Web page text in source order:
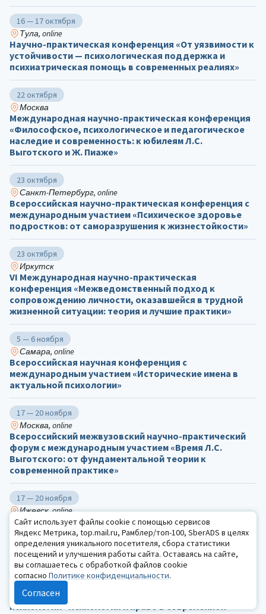
16 — 17 октября
Тула, online
Научно-практическая конференция «От уязвимости к
устойчивости — психологическая поддержка и
психиатрическая помощь в современных реалиях»
22 октября
Москва
Международная научно-практическая конференция
«Философское, психологическое и педагогическое
наследие и современность: к юбилеям Л.С.
Выготского и Ж. Пиаже»
23 октября
Санкт-Петербург, online
Всероссийская научно-практическая конференция с
международным участием «Психическое здоровье
подростков: от саморазрушения к жизнестойкости»
23 октября
Иркутск
VI Международная научно-практическая
конференция «Межведомственный подход к
сопровождению личности, оказавшейся в трудной
жизненной ситуации: теория и лучшие практики»
5 — 6 ноября
Самара, online
Всероссийская научная конференция с
международным участием «Исторические имена в
актуальной психологии»
17 — 20 ноября
Москва, online
Всероссийский межвузовский научно-практический
форум с международным участием «Время Л.С.
Выготского: от фундаментальной теории к
современной практике»
17 — 20 ноября
Ижевск, online
Международная научно-практическая конференция
«Дилеммы современных идеалов в социокультурных
практиках»
19 — 21 ноября
Москва, online
Всероссийская конференция по юридической
психологии «Психология и право в современной
Сайт использует файлы cookie с помощью сервисов
Яндекс Метрика, top.mail.ru, Рамблер/топ-100, SberADS в целях
определения уникального посетителя, сбора статистики
посещений и улучшения работы сайта. Оставаясь на сайте,
вы соглашаетесь с обработкой файлов cookie
согласно Политике конфиденциальности.
Согласен